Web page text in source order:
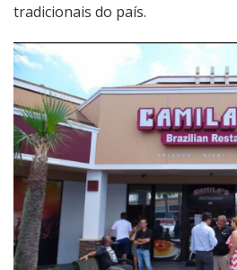
tradicionais do país.